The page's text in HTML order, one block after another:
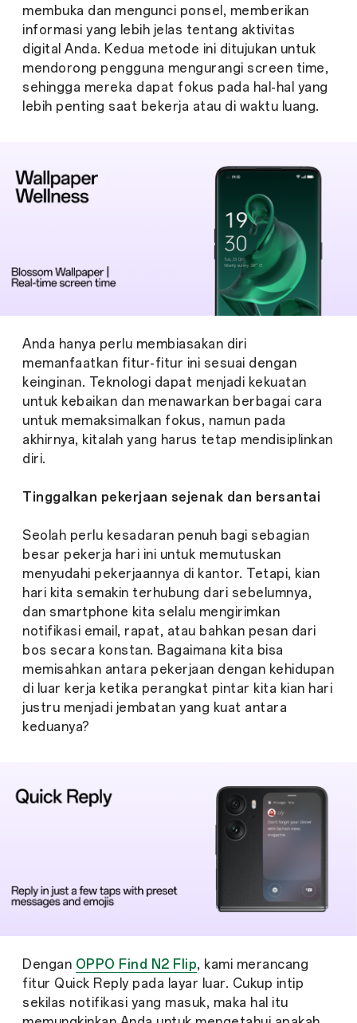
membuka dan mengunci ponsel, memberikan
informasi yang lebih jelas tentang aktivitas
digital Anda. Kedua metode ini ditujukan untuk
mendorong pengguna mengurangi screen time,
sehingga mereka dapat fokus pada hal-hal yang
lebih penting saat bekerja atau di waktu luang.
Anda hanya perlu membiasakan diri
memanfaatkan fitur-fitur ini sesuai dengan
keinginan. Teknologi dapat menjadi kekuatan
untuk kebaikan dan menawarkan berbagai cara
untuk memaksimalkan fokus, namun pada
akhirnya, kitalah yang harus tetap mendisiplinkan
diri.
Tinggalkan pekerjaan sejenak dan bersantai
Seolah perlu kesadaran penuh bagi sebagian
besar pekerja hari ini untuk memutuskan
menyudahi pekerjaannya di kantor. Tetapi, kian
hari kita semakin terhubung dari sebelumnya,
dan smartphone kita selalu mengirimkan
notifikasi email, rapat, atau bahkan pesan dari
bos secara konstan. Bagaimana kita bisa
memisahkan antara pekerjaan dengan kehidupan
di luar kerja ketika perangkat pintar kita kian hari
justru menjadi jembatan yang kuat antara
keduanya?
Dengan OPPO Find N2 Flip, kami merancang
fitur Quick Reply pada layar luar. Cukup intip
sekilas notifikasi yang masuk, maka hal itu